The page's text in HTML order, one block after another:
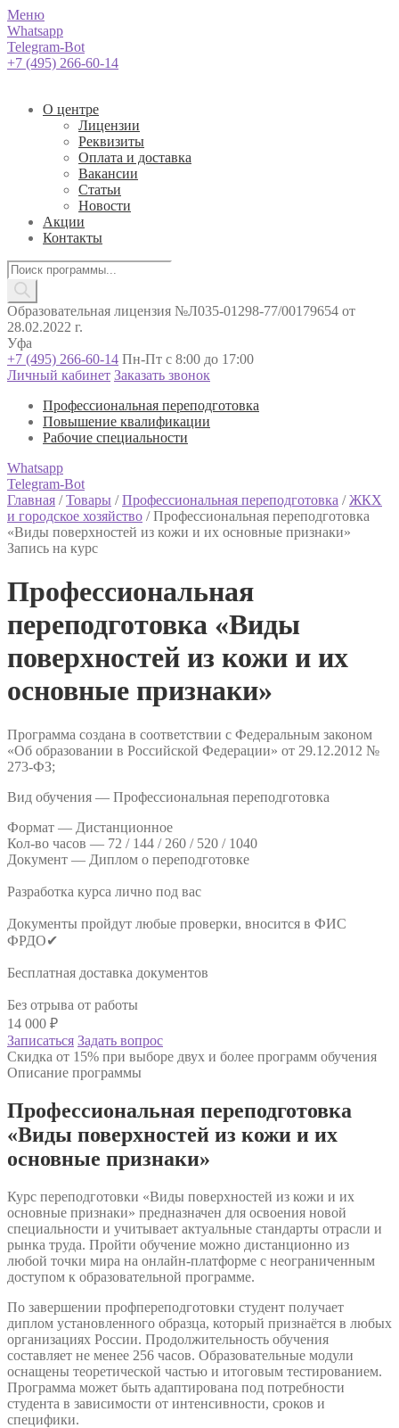
Меню
Whatsapp
Telegram-Bot
+7 (495) 266-60-14
О центре
Лицензии
Реквизиты
Оплата и доставка
Вакансии
Статьи
Новости
Акции
Контакты
Поиск
товаров
Образовательная лицензия №Л035-01298-77/00179654 от
28.02.2022 г.
Уфа
+7 (495) 266-60-14 Пн-Пт с 8:00 до 17:00
Личный кабинет Заказать звонок
Профессиональная переподготовка
Повышение квалификации
Рабочие специальности
Whatsapp
Telegram-Bot
Главная /Товары /Профессиональная переподготовка /ЖКХ
и городское хозяйство /Профессиональная переподготовка
«Виды поверхностей из кожи и их основные признаки»
Запись на курс
Профессиональная
переподготовка «Виды
поверхностей из кожи и их
основные признаки»
Программа создана в соответствии с Федеральным законом
«Об образовании в Российской Федерации» от 29.12.2012 №
273-ФЗ;
Вид обучения — Профессиональная переподготовка
Формат — Дистанционное
Кол-во часов — 72 / 144 / 260 / 520 / 1040
Документ — Диплом о переподготовке
Разработка курса лично под вас
Документы пройдут любые проверки, вносится в ФИС
ФРДО✔
Бесплатная доставка документов
Без отрыва от работы
14 000 ₽
Записаться Задать вопрос
Скидка от 15% при выборе двух и более программ обучения
Описание программы
Профессиональная переподготовка
«Виды поверхностей из кожи и их
основные признаки»
Курс переподготовки «Виды поверхностей из кожи и их
основные признаки» предназначен для освоения новой
специальности и учитывает актуальные стандарты отрасли и
рынка труда. Пройти обучение можно дистанционно из
любой точки мира на онлайн-платформе с неограниченным
доступом к образовательной программе.
По завершении профпереподготовки студент получает
диплом установленного образца, который признаётся в любых
организациях России. Продолжительность обучения
составляет не менее 256 часов. Образовательные модули
оснащены теоретической частью и итоговым тестированием.
Программа может быть адаптирована под потребности
студента в зависимости от интенсивности, сроков и
специфики.